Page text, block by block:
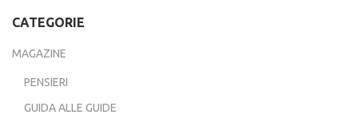
CATEGORIE
MAGAZINE
PENSIERI
GUIDA ALLE GUIDE